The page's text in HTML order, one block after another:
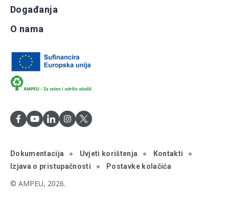
Događanja
O nama
Dokumentacija Uvjeti korištenja
Kontakti
Izjava o pristupačnosti
Postavke kolačića
© AMPEU, 2026.